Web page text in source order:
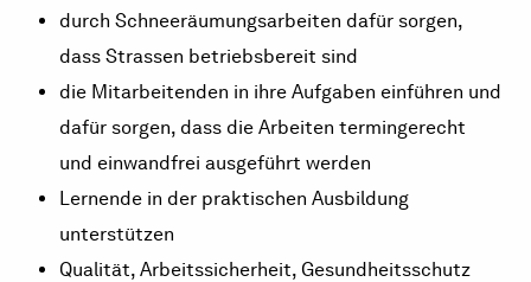
durch Schneeräumungsarbeiten dafür sorgen,
dass Strassen betriebsbereit sind
die Mitarbeitenden in ihre Aufgaben einführen und
dafür sorgen, dass die Arbeiten termingerecht
und einwandfrei ausgeführt werden
Lernende in der praktischen Ausbildung
unterstützen
Qualität, Arbeitssicherheit, Gesundheitsschutz